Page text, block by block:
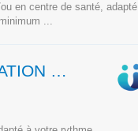
en centre de santé, adapté
...
MÉDECIN GÉNÉRALISTE—TÉLÉCONSULTATION (TPS PLEIN/PARTIEL)-HAUTS-DE-FRANCE ET FRANCE ENTIERE